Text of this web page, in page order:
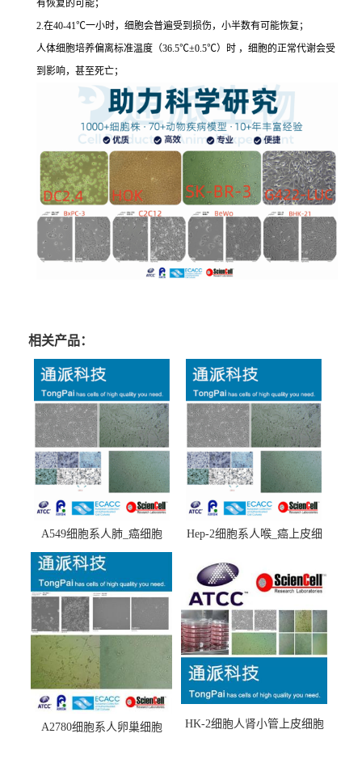
有恢复的可能；
2.在40-41℃一小时，细胞会普遍受到损伤，小半数有可能恢复；
人体细胞培养偏离标准温度（36.5℃±0.5℃）时 ，细胞的正常代谢会受
到影响，甚至死亡；
相关产品：
A549细胞系人肺_癌细胞
(A549细胞)
Hep-2细胞系人喉_癌上皮细
A2780细胞系人卵巢细胞
HK-2细胞人肾小管上皮细胞